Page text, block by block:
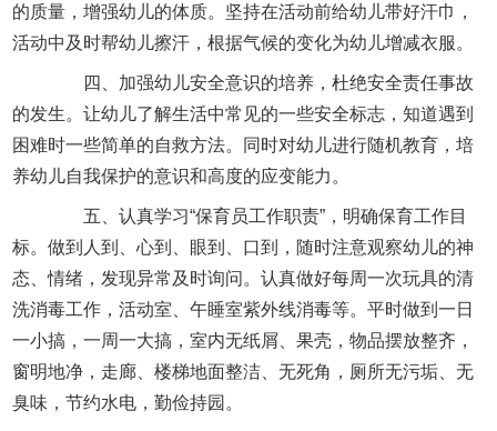
的质量，增强幼儿的体质。坚持在活动前给幼儿带好汗巾，
活动中及时帮幼儿擦汗，根据气候的变化为幼儿增减衣服。
四、加强幼儿安全意识的培养，杜绝安全责任事故
的发生。让幼儿了解生活中常见的一些安全标志，知道遇到
困难时一些简单的自救方法。同时对幼儿进行随机教育，培
养幼儿自我保护的意识和高度的应变能力。
五、认真学习“保育员工作职责”，明确保育工作目
标。做到人到、心到、眼到、口到，随时注意观察幼儿的神
态、情绪，发现异常及时询问。认真做好每周一次玩具的清
洗消毒工作，活动室、午睡室紫外线消毒等。平时做到一日
一小搞，一周一大搞，室内无纸屑、果壳，物品摆放整齐，
窗明地净，走廊、楼梯地面整洁、无死角，厕所无污垢、无
臭味，节约水电，勤俭持园。